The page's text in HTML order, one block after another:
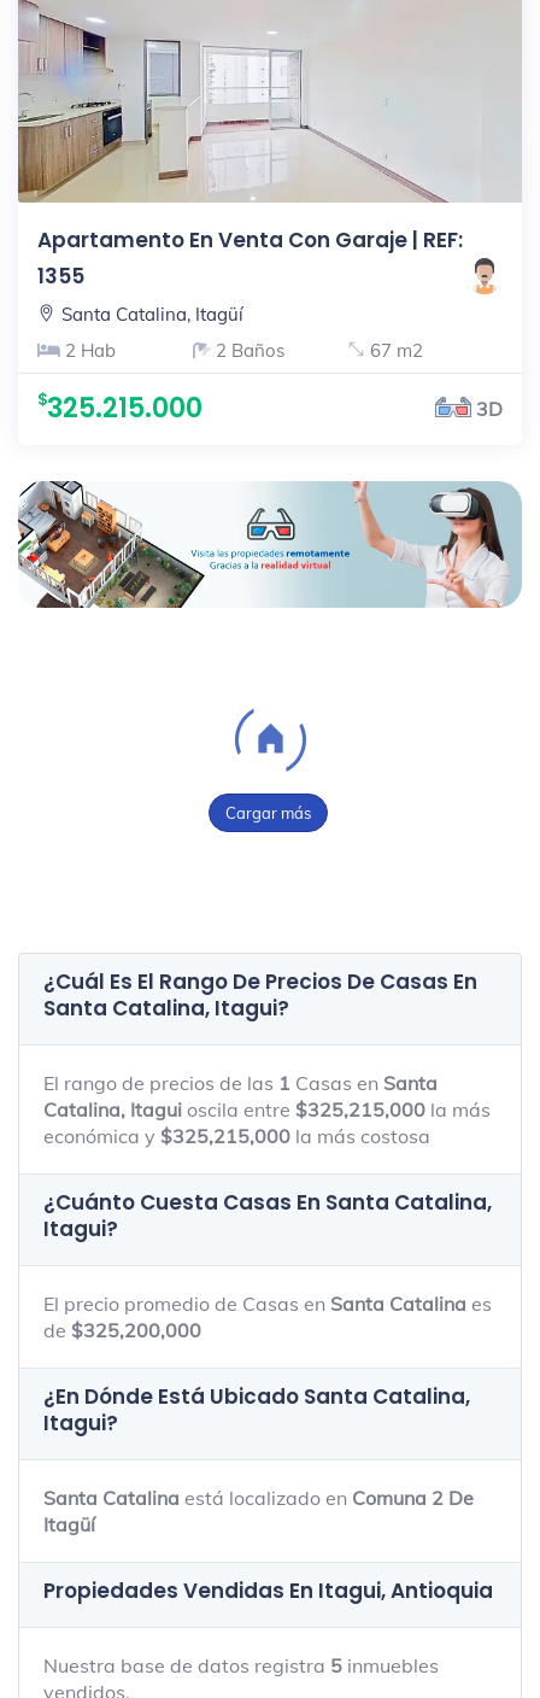
Apartamento En Venta Con Garaje | REF:
1355
Santa Catalina, Itagüí
2 Hab
2 Baños 67 m2
325.215.000 3D
Cargar más
¿Cuál Es El Rango De Precios De Casas En
Santa Catalina, Itagui?
El rango de precios de las 1 Casas en Santa
Catalina, Itagui oscila entre $325,215,000 la más
económica y $325,215,000 la más costosa
¿Cuánto Cuesta Casas En Santa Catalina,
Itagui?
El precio promedio de Casas en Santa Catalina es
de $325,200,000
¿En Dónde Está Ubicado Santa Catalina,
Itagui?
Santa Catalina está localizado en Comuna 2 De
Itagüí
Propiedades Vendidas En Itagui, Antioquia
Nuestra base de datos registra 5 inmuebles
vendidos.